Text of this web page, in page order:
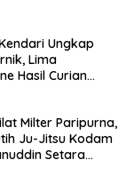
Ungkap
Lima
Hasil Curian
Milter Paripurna,
Ju-Jitsu Kodam
Setara